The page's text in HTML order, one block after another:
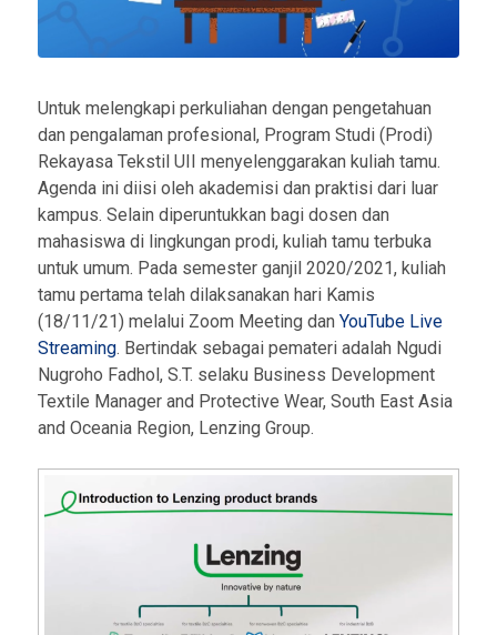
Untuk melengkapi perkuliahan dengan pengetahuan
dan pengalaman profesional, Program Studi (Prodi)
Rekayasa Tekstil UII menyelenggarakan kuliah tamu.
Agenda ini diisi oleh akademisi dan praktisi dari luar
kampus. Selain diperuntukkan bagi dosen dan
mahasiswa di lingkungan prodi, kuliah tamu terbuka
untuk umum. Pada semester ganjil 2020/2021, kuliah
tamu pertama telah dilaksanakan hari Kamis
(18/11/21) melalui Zoom Meeting dan YouTube Live
Streaming. Bertindak sebagai pemateri adalah Ngudi
Nugroho Fadhol, S.T. selaku Business Development
Textile Manager and Protective Wear, South East Asia
and Oceania Region, Lenzing Group.